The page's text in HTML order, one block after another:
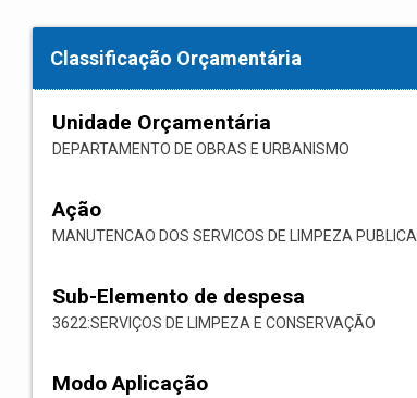
Classificação Orçamentária
Unidade Orçamentária
DEPARTAMENTO DE OBRAS E URBANISMO
Ação
MANUTENCAO DOS SERVICOS DE LIMPEZA PUBLICA
Sub-Elemento de despesa
3622:SERVIÇOS DE LIMPEZA E CONSERVAÇÃO
Modo Aplicação